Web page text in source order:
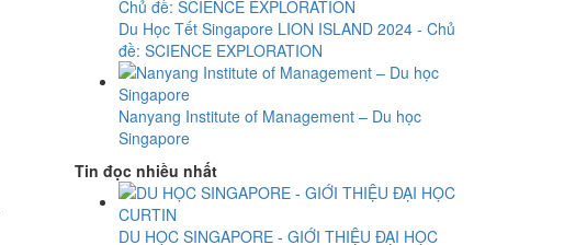
Du Học Tết Singapore LION ISLAND 2024 - Chủ
đề: SCIENCE EXPLORATION
​Nanyang Institute of Management – Du học
Singapore
Tin đọc nhiều nhất
DU HỌC SINGAPORE - GIỚI THIỆU ĐẠI HỌC